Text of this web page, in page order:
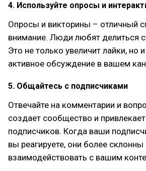
4. Используйте опросы и
Опросы и викторины – отличный
внимание. Люди любят делиться
Это не только увеличит лайки, но
активное обсуждение в вашем
5. Общайтесь с подписчиками
Отвечайте на комментарии и
создает сообщество и
подписчиков. Когда ваши
вы реагируете, они более склонны
взаимодействовать с вашим